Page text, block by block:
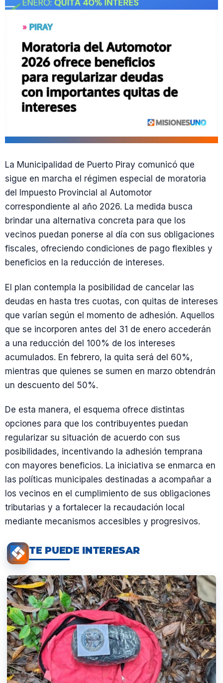
La Municipalidad de Puerto Piray comunicó que
sigue en marcha el régimen especial de moratoria
del Impuesto Provincial al Automotor
correspondiente al año 2026. La medida busca
brindar una alternativa concreta para que los
vecinos puedan ponerse al día con sus obligaciones
fiscales, ofreciendo condiciones de pago flexibles y
beneficios en la reducción de intereses.
El plan contempla la posibilidad de cancelar las
deudas en hasta tres cuotas, con quitas de intereses
que varían según el momento de adhesión. Aquellos
que se incorporen antes del 31 de enero accederán
a una reducción del 100% de los intereses
acumulados. En febrero, la quita será del 60%,
mientras que quienes se sumen en marzo obtendrán
un descuento del 50%.
De esta manera, el esquema ofrece distintas
opciones para que los contribuyentes puedan
regularizar su situación de acuerdo con sus
posibilidades, incentivando la adhesión temprana
con mayores beneficios. La iniciativa se enmarca en
las políticas municipales destinadas a acompañar a
los vecinos en el cumplimiento de sus obligaciones
tributarias y a fortalecer la recaudación local
mediante mecanismos accesibles y progresivos.
TE PUEDE INTERESAR